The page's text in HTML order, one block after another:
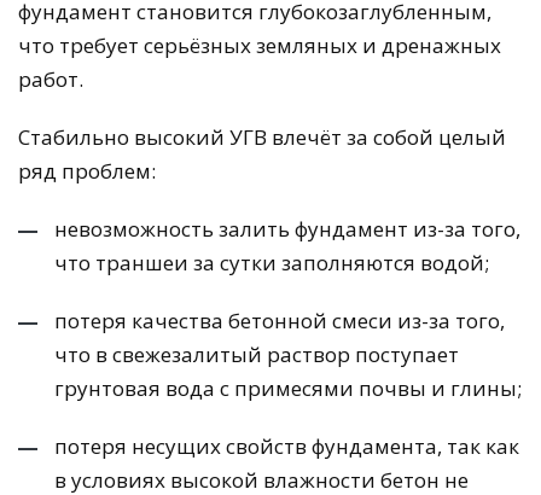
фундамент становится глубокозаглубленным,
что требует серьёзных земляных и дренажных
работ.
Стабильно высокий УГВ влечёт за собой целый
ряд проблем:
невозможность залить фундамент из-за того,
что траншеи за сутки заполняются водой;
потеря качества бетонной смеси из-за того,
что в свежезалитый раствор поступает
грунтовая вода с примесями почвы и глины;
потеря несущих свойств фундамента, так как
в условиях высокой влажности бетон не